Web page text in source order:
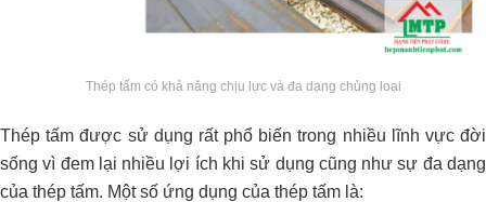
Thép tấm có khả năng chịu lực và đa dạng chủng loại
Thép tấm được sử dụng rất phổ biến trong nhiều lĩnh vực đời
sống vì đem lại nhiều lợi ích khi sử dụng cũng như sự đa dạng
của thép tấm. Một số ứng dụng của thép tấm là: